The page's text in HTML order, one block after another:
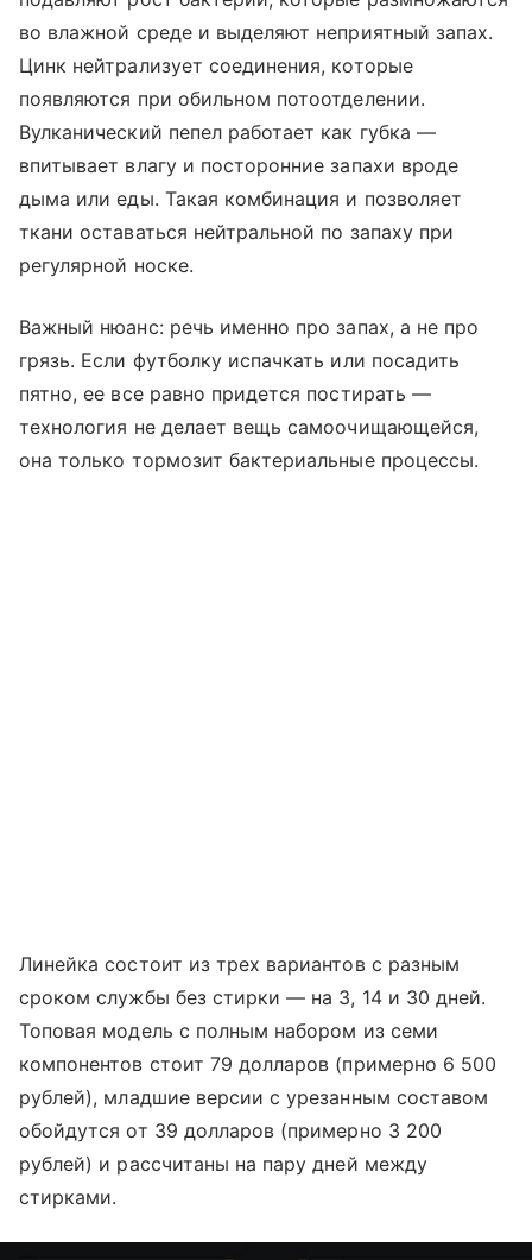
во влажной среде и выделяют неприятный запах.
Цинк нейтрализует соединения, которые
появляются при обильном потоотделении.
Вулканический пепел работает как губка —
впитывает влагу и посторонние запахи вроде
дыма или еды. Такая комбинация и позволяет
ткани оставаться нейтральной по запаху при
регулярной носке.
Важный нюанс: речь именно про запах, а не про
грязь. Если футболку испачкать или посадить
пятно, ее все равно придется постирать —
технология не делает вещь самоочищающейся,
она только тормозит бактериальные процессы.
Линейка состоит из трех вариантов с разным
сроком службы без стирки — на 3, 14 и 30 дней.
Топовая модель с полным набором из семи
компонентов стоит 79 долларов (примерно 6 500
рублей), младшие версии с урезанным составом
обойдутся от 39 долларов (примерно 3 200
рублей) и рассчитаны на пару дней между
стирками.